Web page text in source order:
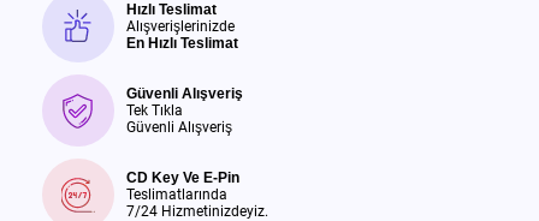
Hızlı Teslimat
Alışverişlerinizde
En Hızlı Teslimat
Güvenli Alışveriş
Tek Tıkla
Güvenli Alışveriş
CD Key Ve E-Pin
Teslimatlarında
7/24 Hizmetinizdeyiz.